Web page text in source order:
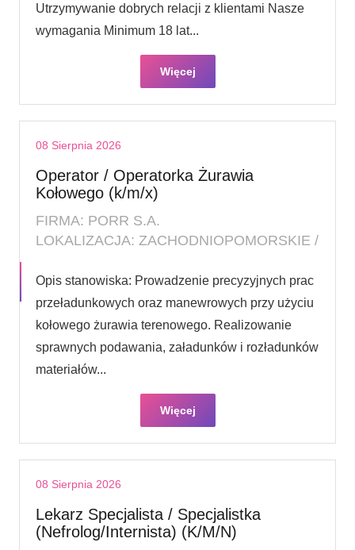
Utrzymywanie dobrych relacji z klientami Nasze
wymagania Minimum 18 lat...
Więcej
08 Sierpnia 2026
Operator / Operatorka Żurawia
Kołowego (k/m/x)
FIRMA: PORR S.A.
LOKALIZACJA: ZACHODNIOPOMORSKIE /
Opis stanowiska: Prowadzenie precyzyjnych prac
przeładunkowych oraz manewrowych przy użyciu
kołowego żurawia terenowego. Realizowanie
sprawnych podawania, załadunków i rozładunków
materiałów...
Więcej
08 Sierpnia 2026
Lekarz Specjalista / Specjalistka
(Nefrolog/Internista) (K/M/N)